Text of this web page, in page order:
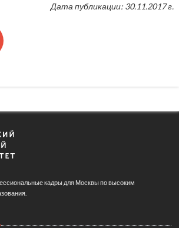
Дата публикации: 30.11.2017 г.
кадры для Москвы по высоким